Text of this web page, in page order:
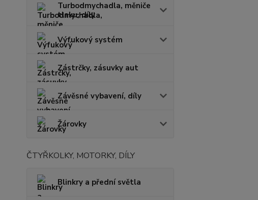
Turbodmychadla, měniče
tlaku, díly
Výfukový systém
Zástrčky, zásuvky aut
Závěsné vybavení, díly
Žárovky
ČTYŘKOLKY, MOTORKY, DÍLY
Blinkry a přední světla